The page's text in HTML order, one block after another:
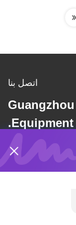
اتصل بنا
Equipment
بريد إلكتروني